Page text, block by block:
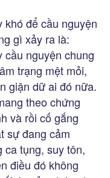
khó để cầu nguyện
gì xảy ra là:
cầu nguyện chung
trạng mệt mỏi,
giận dữ ai đó nữa.
theo chứng
và rồi cố gắng
sự đang cảm
ca tụng, suy tôn,
điều đó không